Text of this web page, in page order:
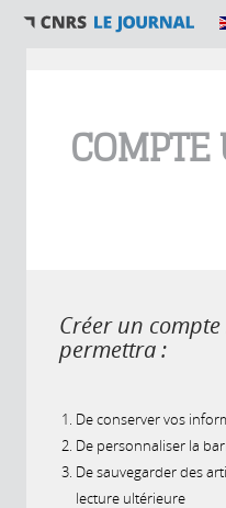
COMPTE
Créer un
permettra :
De conserver vos
De personnaliser la
De sauvegarder des
lecture ultérieure